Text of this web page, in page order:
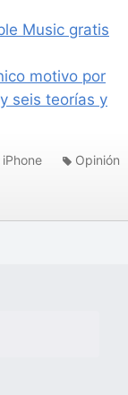
Music gratis
motivo por
seis teorías y
iPhone Opinión